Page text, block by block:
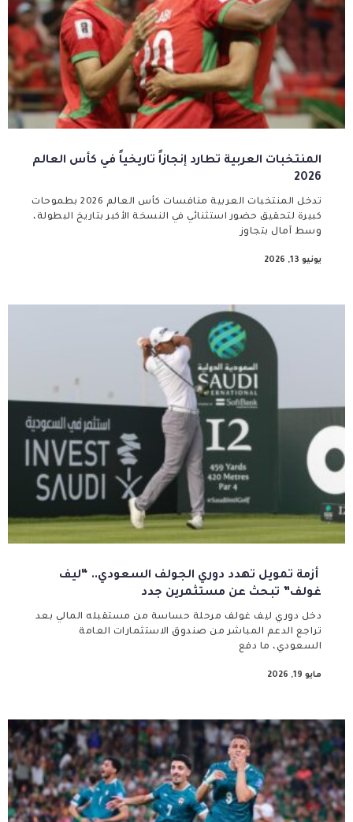
المنتخبات العربية تطارد إنجازاً تاريخياً في كأس العالم
2026
تدخل المنتخبات العربية منافسات كأس العالم 2026 بطموحات
كبيرة لتحقيق حضور استثنائي في النسخة الأكبر بتاريخ البطولة،
وسط آمال بتجاوز
يونيو 13, 2026
أزمة تمويل تهدد دوري الجولف السعودي.. “ليف
غولف” تبحث عن مستثمرين جدد
دخل دوري ليف غولف مرحلة حساسة من مستقبله المالي بعد
تراجع الدعم المباشر من صندوق الاستثمارات العامة
السعودي، ما دفع
مايو 19, 2026